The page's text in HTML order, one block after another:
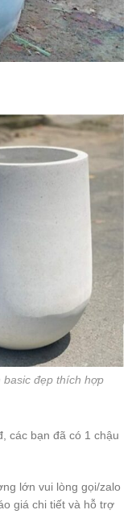
đẹp thích hợp
các bạn đã có 1 chậu
lớn vui lòng gọi/zalo
giá chi tiết và hỗ trợ